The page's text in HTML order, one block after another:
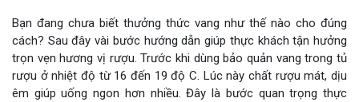
Bạn đang chưa biết thưởng thức vang như thế nào cho đúng
cách? Sau đây vài bước hướng dẫn giúp thực khách tận hưởng
trọn vẹn hương vị rượu. Trước khi dùng bảo quản vang trong tủ
rượu ở nhiệt độ từ 16 đến 19 độ C. Lúc này chất rượu mát, dịu
êm giúp uống ngon hơn nhiều. Đây là bước quan trọng thực